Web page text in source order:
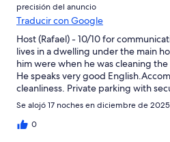
precisión del anuncio
Traducir con Google
Host (Rafael) - 10/10 for
lives in a dwelling under the main
him were when he was cleaning
He speaks very good
cleanliness. Private parking with
Kitchen with all facilities, TV room
(Spanish/German satellite TV
available for Netflix, Prime and
Se alojó 17 noches en diciembre de 2025
0